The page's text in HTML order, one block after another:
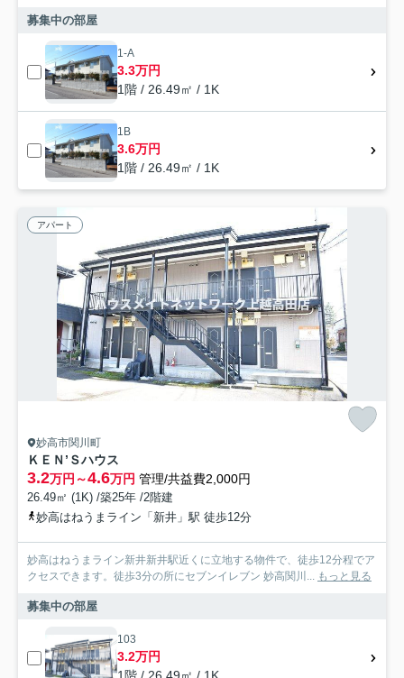
募集中の部屋
1-A
3.3万円
1階 / 26.49㎡ / 1K
1B
3.6万円
1階 / 26.49㎡ / 1K
アパート
妙高市関川町
ＫＥＮ’Ｓハウス
3.2万円～4.6万円 管理/共益費2,000円
26.49㎡ (1K) /築25年 /2階建
妙高はねうまライン「新井」駅 徒歩12分
妙高はねうまライン新井新井駅近くに立地する物件で、徒歩12分程でア
クセスできます。徒歩3分の所にセブンイレブン 妙高関川... もっと見る
募集中の部屋
103
3.2万円